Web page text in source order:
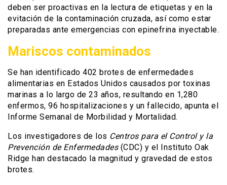
deben ser proactivas en la lectura de etiquetas y en la
evitación de la contaminación cruzada, así como estar
preparadas ante emergencias con epinefrina inyectable.
Mariscos contaminados
Se han identificado 402 brotes de enfermedades
alimentarias en Estados Unidos causados por toxinas
marinas a lo largo de 23 años, resultando en 1,280
enfermos, 96 hospitalizaciones y un fallecido, apunta el
Informe Semanal de Morbilidad y Mortalidad.
Los investigadores de los Centros para el Control y la
Prevención de Enfermedades(CDC) y el Instituto Oak
Ridge han destacado la magnitud y gravedad de estos
brotes.